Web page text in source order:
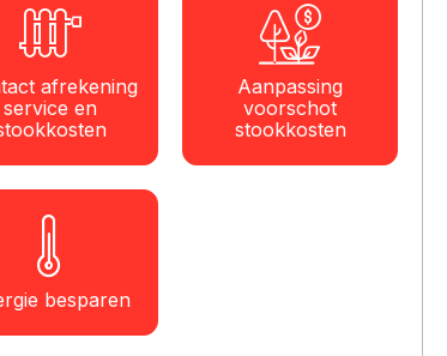
afrekening
service en

Aanpassing
voorschot
stookkosten
besparen